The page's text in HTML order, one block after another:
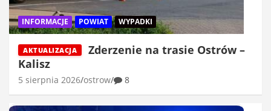
INFORMACJE POWIAT WYPADKI
AKTUALIZACJA
Zderzenie na trasie Ostrów –
Kalisz
5 sierpnia 2026 ostrow 8